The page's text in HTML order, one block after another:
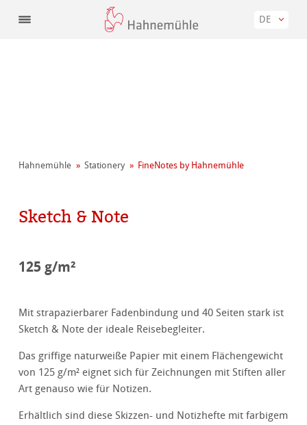
DE
Hahnemühle Stationery FineNotes by Hahnemühle
Sketch & Note
125 g/m²
Mit strapazierbarer Fadenbindung und 40 Seiten stark ist
Sketch & Note der ideale Reisebegleiter.
Das griffige naturweiße Papier mit einem Flächengewicht
von 125 g/m² eignet sich für Zeichnungen mit Stiften aller
Art genauso wie für Notizen.
Erhältlich sind diese Skizzen- und Notizhefte mit farbigem